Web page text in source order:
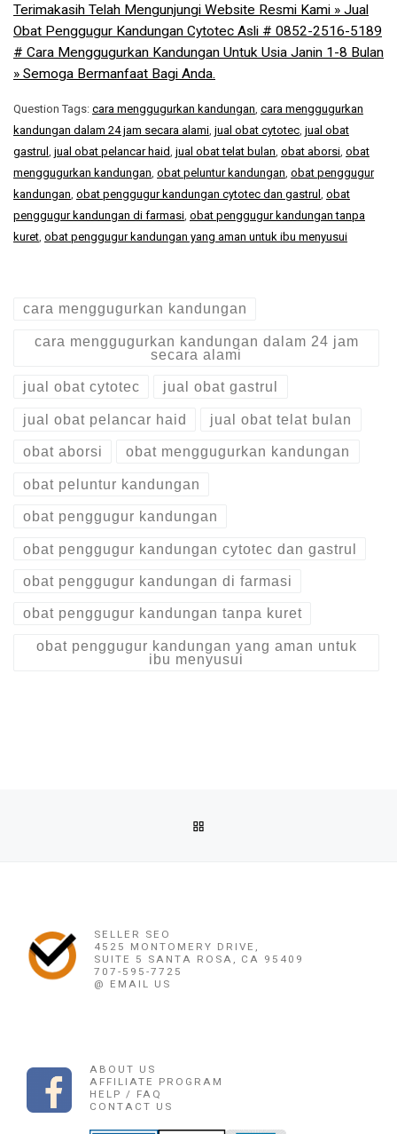
Terimakasih Telah Mengunjungi Website Resmi Kami » Jual
Obat Penggugur Kandungan Cytotec Asli # 0852-2516-5189
# Cara Menggugurkan Kandungan Untuk Usia Janin 1-8 Bulan
» Semoga Bermanfaat Bagi Anda.
Question Tags: cara menggugurkan kandungan cara menggugurkan
kandungan dalam 24 jam secara alami jual obat cytotec jual obat
gastrul jual obat pelancar haid jual obat telat bulan obat aborsi obat
menggugurkan kandungan obat peluntur kandungan obat penggugur
kandungan obat penggugur kandungan cytotec dan gastrul obat
penggugur kandungan di farmasi obat penggugur kandungan tanpa
kuret obat penggugur kandungan yang aman untuk ibu menyusui
cara menggugurkan kandungan
cara menggugurkan kandungan dalam 24 jam
secara alami
jual obat cytotec jual obat gastrul
jual obat pelancar haid jual obat telat bulan
obat aborsi obat menggugurkan kandungan
obat peluntur kandungan
obat penggugur kandungan
obat penggugur kandungan cytotec dan gastrul
obat penggugur kandungan di farmasi
obat penggugur kandungan tanpa kuret
obat penggugur kandungan yang aman untuk
ibu menyusui
SELLER SEO
4525 MONTOMERY DRIVE,
SUITE 5 SANTA ROSA, CA 95409
707-595-7725
@ EMAIL US
ABOUT US
AFFILIATE PROGRAM
HELP / FAQ
CONTACT US